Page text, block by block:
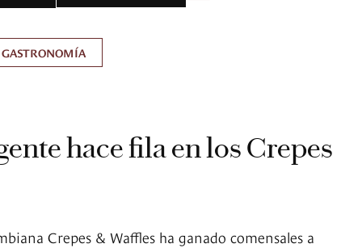
GASTRONOMÍA
hace fila en los Crepes
Crepes & Waffles ha ganado comensales a